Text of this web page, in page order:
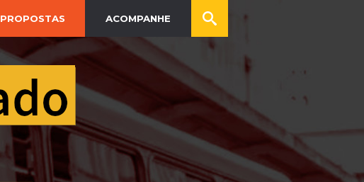
PROPOSTAS ACOMPANHE